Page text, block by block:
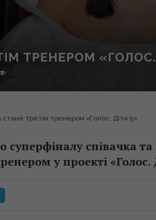
ТРЕНЕРОМ «ГОЛОС.
третім тренером «Голос. Діти 5»
суперфіналу співачка
у проекті «Голос.